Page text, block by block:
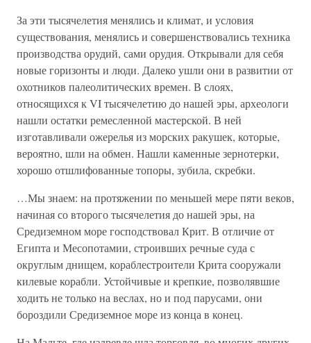
За эти тысячелетия менялись и климат, и условия
существования, менялись и совершенствовались техника
производства орудий, сами орудия. Открывали для себя
новые горизонты и люди. Далеко ушли они в развитии от
охотников палеолитических времен. В слоях,
относящихся к VI тысячелетию до нашей эры, археологи
нашли остатки ремесленной мастерской. В ней
изготавливали ожерелья из морских ракушек, которые,
вероятно, шли на обмен. Нашли каменные зернотерки,
хорошо отшлифованные топоры, зубила, скребки.
…Мы знаем: на протяжении по меньшей мере пяти веков,
начиная со второго тысячелетия до нашей эры, на
Средиземном море господствовал Крит. В отличие от
Египта и Месопотамии, строивших речные суда с
округлым днищем, кораблестроители Крита сооружали
килевые корабли. Устойчивые и крепкие, позволявшие
ходить не только на веслах, но и под парусами, они
бороздили Средиземное море из конца в конец.